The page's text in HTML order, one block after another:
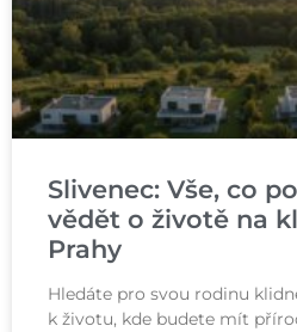
Slivenec: Vše, co
vědět o životě na
Prahy
Hledáte pro svou rodinu
k životu, kde budete mít